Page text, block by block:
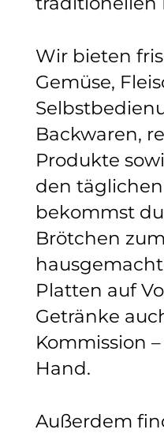
Wir bieten
Gemüse,
Backwaren,
Produkte
den
bekommst
Brötchen
Platten auf
Getränke
Kommission
Hand.
Außerdem